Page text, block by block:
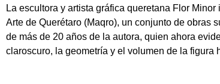
La escultora y artista gráfica queretana Flor
Arte de Querétaro (Maqro), un conjunto de obras
de más de 20 años de la autora, quien ahora
claroscuro, la geometría y el volumen de la figura